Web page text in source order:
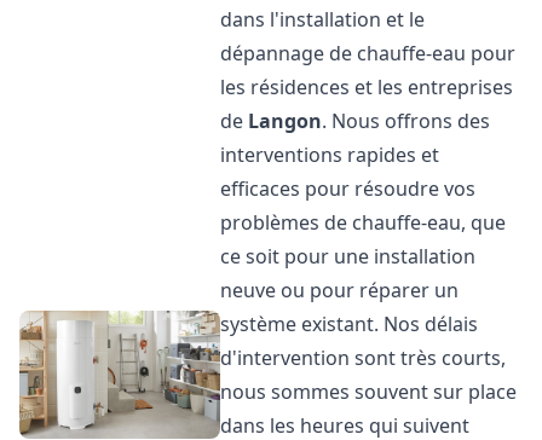
dans l'installation et le
dépannage de chauffe-eau pour
les résidences et les entreprises
de Langon. Nous offrons des
interventions rapides et
efficaces pour résoudre vos
problèmes de chauffe-eau, que
ce soit pour une installation
neuve ou pour réparer un
système existant. Nos délais
d'intervention sont très courts,
nous sommes souvent sur place
dans les heures qui suivent